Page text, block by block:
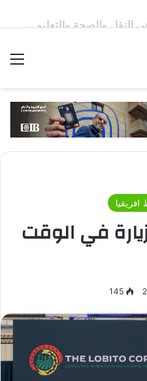
في الوقت
145